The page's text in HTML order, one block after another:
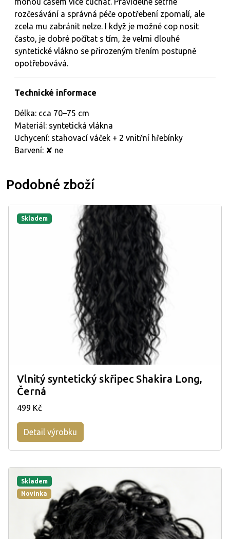
rozčesávání a správná péče opotřebení zpomalí, ale
zcela mu zabránit nelze. I když je možné cop nosit
často, je dobré počítat s tím, že velmi dlouhé
syntetické vlákno se přirozeným třením postupně
opotřebovává.
Technické informace
Délka: cca 70–75 cm
Materiál: syntetická vlákna
Uchycení: stahovací váček + 2 vnitřní hřebínky
Barvení: ✘ ne
Podobné zboží
Skladem
Vlnitý syntetický skřipec Shakira Long,
Černá
499 Kč
Detail výrobku
Skladem
Novinka